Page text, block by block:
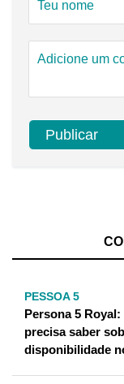
PESSOA 5
Persona 5
precisa saber
disponibilidade